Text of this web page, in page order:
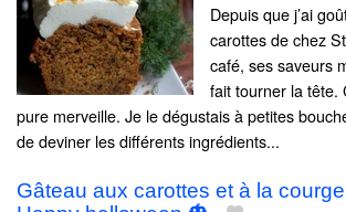
Depuis que j’ai
carottes de chez
café, ses saveurs
fait tourner la tête.
pure merveille. Je le dégustais à petites
de deviner les différents ingrédients...
Gâteau aux carottes et à la